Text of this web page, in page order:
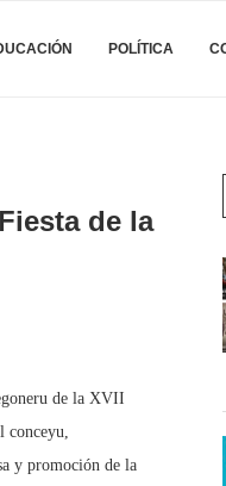
POLÍTICA
de la
de la XVII
conceyu,
y promoción de la